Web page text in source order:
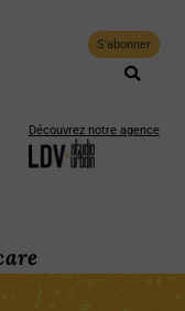
S'abonner
Découvrez notre agence